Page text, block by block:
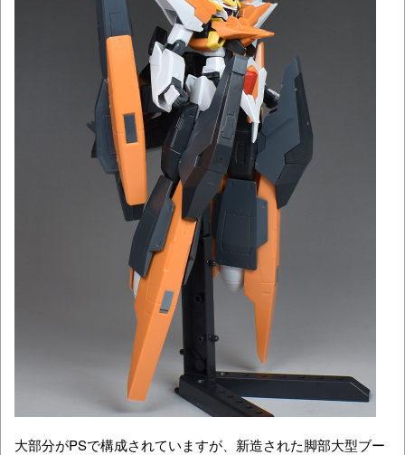
大部分がPSで構成されていますが、新造された脚部大型ブー